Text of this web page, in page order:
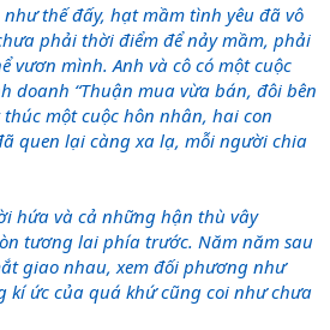
thế đấy, hạt mầm tình yêu đã vô
phải thời điểm để nảy mầm, phải
vươn mình. Anh và cô có một cuộc
doanh “Thuận mua vừa bán, đôi bên
một cuộc hôn nhân, hai con
quen lại càng xa lạ, mỗi người chia
hứa và cả những hận thù vây
tương lai phía trước. Năm năm sau
giao nhau, xem đối phương như
kí ức của quá khứ cũng coi như chưa